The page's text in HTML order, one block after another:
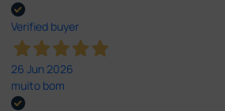
Verified buyer
26 Jun 2026
muito bom